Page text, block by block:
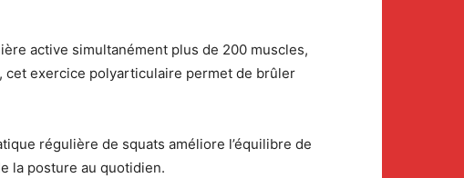
active simultanément plus de 200 muscles,
exercice polyarticulaire permet de brûler
régulière de squats améliore l’équilibre de
la posture au quotidien.